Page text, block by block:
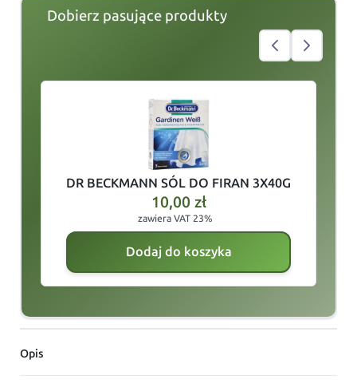
Dobierz pasujące produkty
DR BECKMANN SÓL DO FIRAN 3X40G
10,00 zł
zawiera VAT 23%
Dodaj do koszyka
Opis